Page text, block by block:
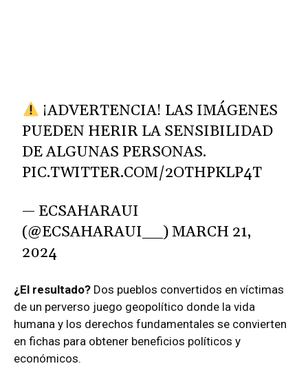
¡ADVERTENCIA! LAS IMÁGENES
PUEDEN HERIR LA SENSIBILIDAD
DE ALGUNAS PERSONAS.
PIC.TWITTER.COM/2OTHPKLP4T
— ECSAHARAUI
(@ECSAHARAUI__)MARCH 21,
2024
¿El resultado? Dos pueblos convertidos en víctimas
de un perverso juego geopolítico donde la vida
humana y los derechos fundamentales se convierten
en fichas para obtener beneficios políticos y
económicos.